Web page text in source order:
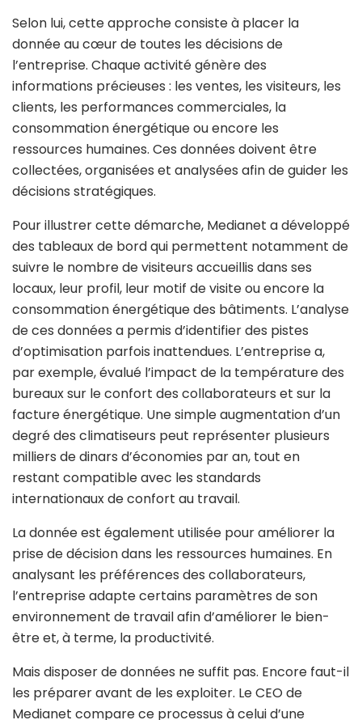
Selon lui, cette approche consiste à placer la
donnée au cœur de toutes les décisions de
l’entreprise. Chaque activité génère des
informations précieuses : les ventes, les visiteurs, les
clients, les performances commerciales, la
consommation énergétique ou encore les
ressources humaines. Ces données doivent être
collectées, organisées et analysées afin de guider les
décisions stratégiques.
Pour illustrer cette démarche, Medianet a développé
des tableaux de bord qui permettent notamment de
suivre le nombre de visiteurs accueillis dans ses
locaux, leur profil, leur motif de visite ou encore la
consommation énergétique des bâtiments. L’analyse
de ces données a permis d’identifier des pistes
d’optimisation parfois inattendues. L’entreprise a,
par exemple, évalué l’impact de la température des
bureaux sur le confort des collaborateurs et sur la
facture énergétique. Une simple augmentation d’un
degré des climatiseurs peut représenter plusieurs
milliers de dinars d’économies par an, tout en
restant compatible avec les standards
internationaux de confort au travail.
La donnée est également utilisée pour améliorer la
prise de décision dans les ressources humaines. En
analysant les préférences des collaborateurs,
l’entreprise adapte certains paramètres de son
environnement de travail afin d’améliorer le bien-
être et, à terme, la productivité.
Mais disposer de données ne suffit pas. Encore faut-il
les préparer avant de les exploiter. Le CEO de
Medianet compare ce processus à celui d’une